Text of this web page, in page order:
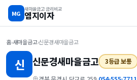
MG
새마을금고 금리비교
엠지이자
홈›새마을금고›신문경새마을금고
신 신문경새마을금고 3등급 보통